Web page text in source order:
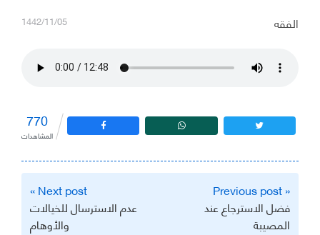
1442/11/05 الفقه
770
المشاهدات
تصفّح
المقالات
« Previous post
فضل الاسترجاع عند
المصيبة
Next post »
عدم الاسترسال للخيالات
والأوهام